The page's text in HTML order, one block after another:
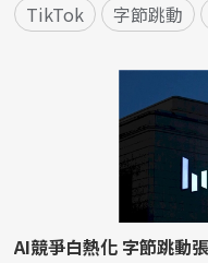
TikTok 字節跳動
AI競爭白熱化 字節跳動